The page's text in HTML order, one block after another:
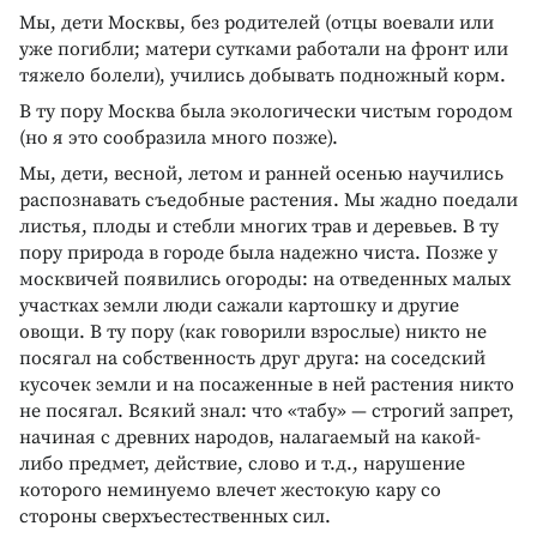
Мы, дети Москвы, без родителей (отцы воевали или
уже погибли; матери сутками работали на фронт или
тяжело болели), учились добывать подножный корм.
В ту пору Москва была экологически чистым городом
(но я это сообразила много позже).
Мы, дети, весной, летом и ранней осенью научились
распознавать съедобные растения. Мы жадно поедали
листья, плоды и стебли многих трав и деревьев. В ту
пору природа в городе была надежно чиста. Позже у
москвичей появились огороды: на отведенных малых
участках земли люди сажали картошку и другие
овощи. В ту пору (как говорили взрослые) никто не
посягал на собственность друг друга: на соседский
кусочек земли и на посаженные в ней растения никто
не посягал. Всякий знал: что «табу» — строгий запрет,
начиная с древних народов, налагаемый на какой-
либо предмет, действие, слово и т.д., нарушение
которого неминуемо влечет жестокую кару со
стороны сверхъестественных сил.